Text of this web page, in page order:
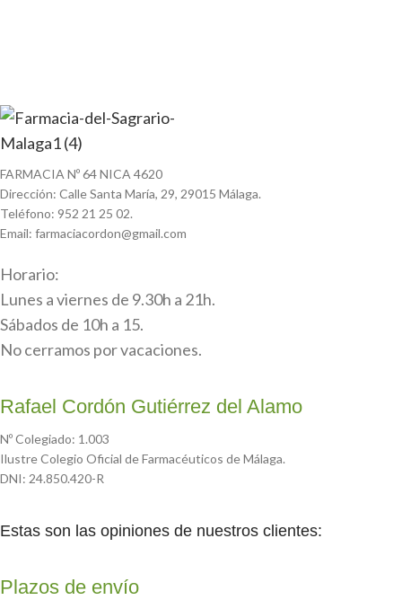
FARMACIA Nº 64 NICA 4620
Dirección: Calle Santa María, 29, 29015 Málaga.
Teléfono: 952 21 25 02.
Email: farmaciacordon@gmail.com
Horario:
Lunes a viernes de 9.30h a 21h.
Sábados de 10h a 15.
No cerramos por vacaciones.
Rafael Cordón Gutiérrez del Alamo
Nº Colegiado: 1.003
Ilustre Colegio Oficial de Farmacéuticos de Málaga.
DNI: 24.850.420-R
Estas son las opiniones de nuestros clientes:
Plazos de envío